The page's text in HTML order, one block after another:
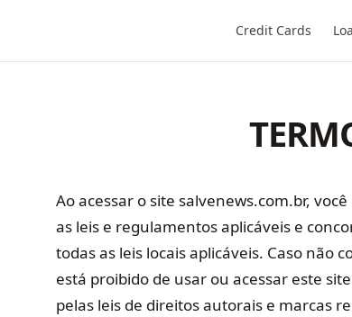
Credit Cards
Ao acessar o site salvenews.com.br,
as leis e regulamentos aplicáveis e
todas as leis locais aplicáveis. Caso não
está proibido de usar ou acessar este
pelas leis de direitos autorais e marcas